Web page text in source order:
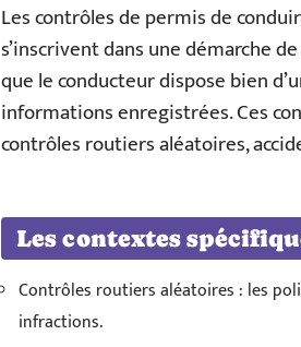
Les contrôles de permis de
s’inscrivent dans une démarche de
que le conducteur dispose bien
informations enregistrées. Ces
contrôles routiers aléatoires,
Les contextes
Contrôles routiers aléatoires : les
infractions.